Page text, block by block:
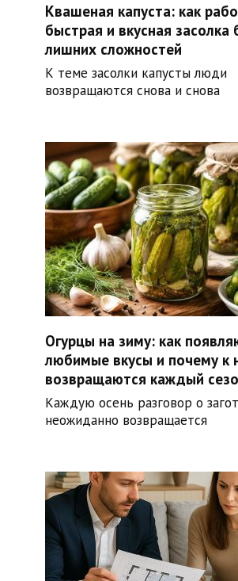
Квашеная капуста: как
быстрая и вкусная засолка
лишних сложностей
К теме засолки капусты люди
возвращаются снова и снова
Огурцы на зиму: как
любимые вкусы и почему к
возвращаются каждый
Каждую осень разговор о
неожиданно возвращается